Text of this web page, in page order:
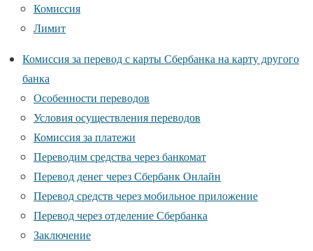
Комиссия
Лимит
Комиссия за перевод с карты Сбербанка на карту другого
банка
Особенности переводов
Условия осуществления переводов
Комиссия за платежи
Переводим средства через банкомат
Перевод денег через Сбербанк Онлайн
Перевод средств через мобильное приложение
Перевод через отделение Сбербанка
Заключение